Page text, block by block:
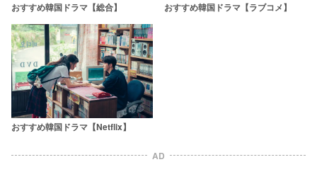
おすすめ韓国ドラマ【総合】 おすすめ韓国ドラマ【ラブコメ】
おすすめ韓国ドラマ【Netflix】
AD